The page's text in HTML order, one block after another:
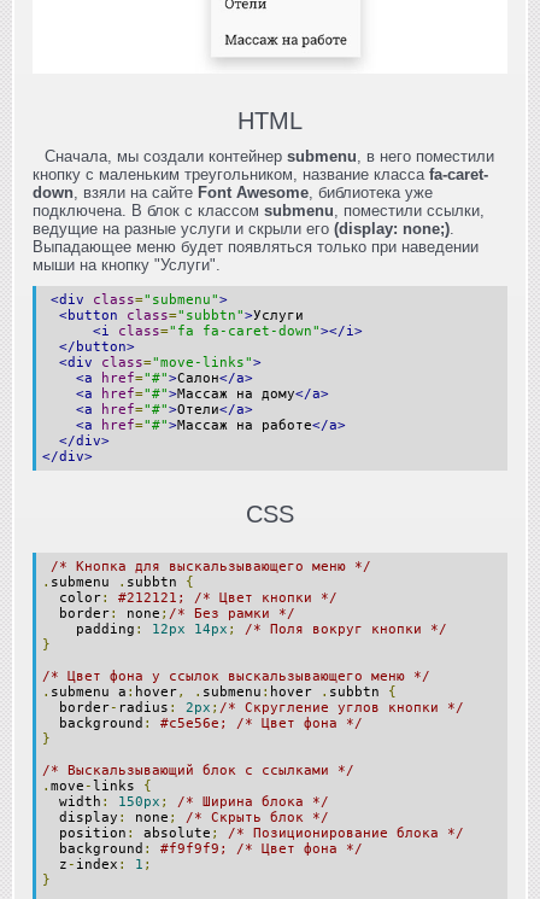
HTML
Сначала, мы создали контейнер submenu , в него поместили
кнопку с маленьким треугольником, название класса fa-caret-
down , взяли на сайте Font Awesome , библиотека уже
подключена. В блок с классом submenu , поместили ссылки,
ведущие на разные услуги и скрыли его (display: none;)
Выпадающее меню будет появляться только при наведении
мыши на кнопку "Услуги".
<div class="submenu">
<button
class="subbtn">Услуги
<i
class="fa fa-caret-down"></i>
</button>
<div
class="move-links">
<a
href="#">Салон</a>
<a
href="#">Массаж на дому</a>
<a
href="#">Отели</a>
<a
href="#">Массаж на работе</a>
</div>
</div>
CSS
/* Кнопка для выскальзывающего меню */
. submenu . subbtn {
color:
#212121; /* Цвет кнопки */
border: none ; /* Без рамки */
padding : 12px 14px ;
/* Поля вокруг кнопки */
}
/* Цвет фона у ссылок выскальзывающего меню */
. submenu a : hover, . submenu : hover . subbtn {
border- radius : 2px ; /* Скругление углов кнопки */
background :
#c5e56e; /* Цвет фона */
}
/* Выскальзывающий блок с ссылками */
. move -links {
width : 150px ;
/* Ширина блока */
display : none ;
/* Скрыть блок */
position : absolute ;
/* Позиционирование блока */
background :
#f9f9f9; /* Цвет фона */
z - index : 1 ;
}